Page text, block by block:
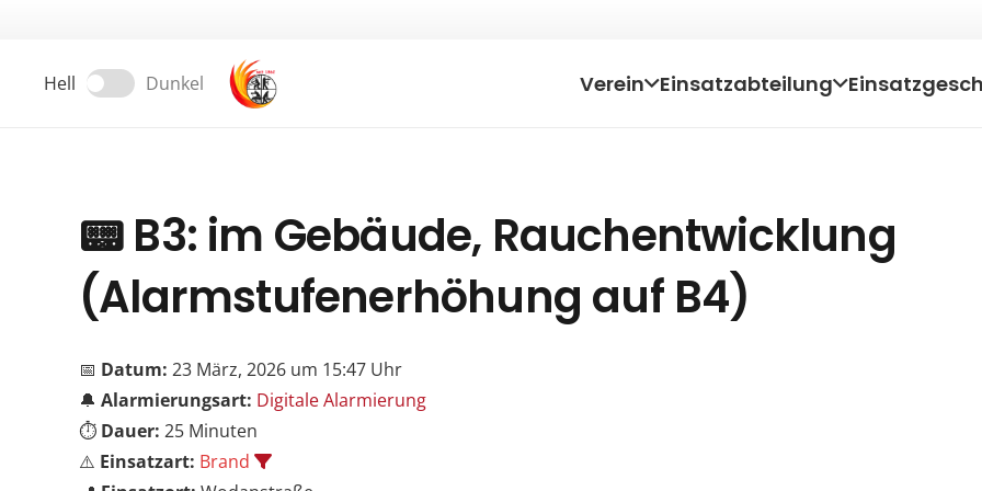
Hell Dunkel Verein Einsatzabteilung
📟B3: im Gebäude, Rauchentwicklung
(Alarmstufenerhöhung auf B4)
📅 Datum: 23 März, 2026 um 15:47 Uhr
🔔 Alarmierungsart: Digitale Alarmierung
⏱️ Dauer: 25 Minuten
⚠️ Einsatzart: Brand